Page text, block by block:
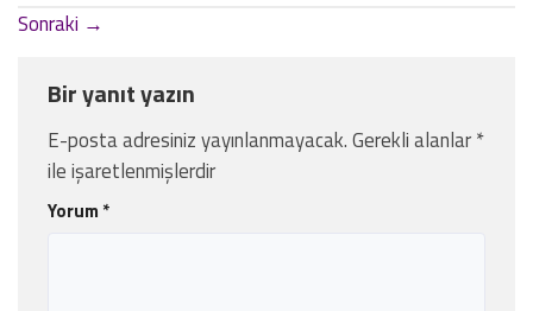
Sonraki →
Bir yanıt yazın
E-posta adresiniz yayınlanmayacak.Gerekli alanlar*
ile işaretlenmişlerdir
Yorum *